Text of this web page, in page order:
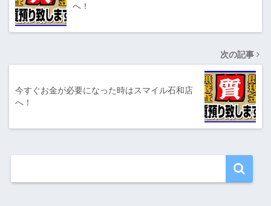
へ！
次の記事
今すぐお金が必要になった時はスマイル石和店
へ！